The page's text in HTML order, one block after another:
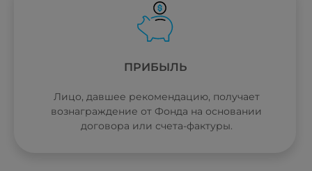
ПРИБЫЛЬ
Лицо, давшее рекомендацию, получает
вознаграждение от Фонда на основании
договора или счета-фактуры.